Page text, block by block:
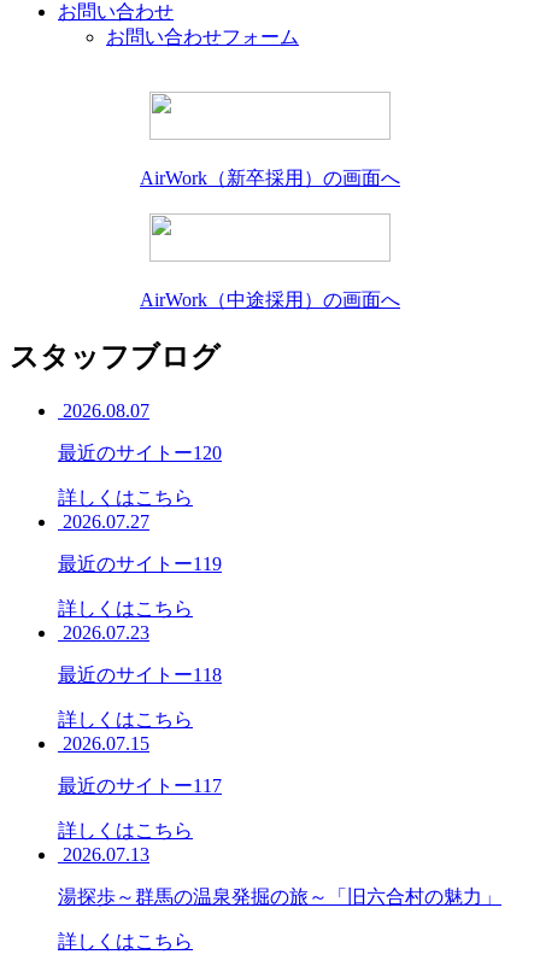
お問い合わせ
お問い合わせフォーム
AirWork（新卒採用）の画面へ
AirWork（中途採用）の画面へ
スタッフブログ
2026.08.07
最近のサイトー120
詳しくはこちら
2026.07.27
最近のサイトー119
詳しくはこちら
2026.07.23
最近のサイトー118
詳しくはこちら
2026.07.15
最近のサイトー117
詳しくはこちら
2026.07.13
湯探歩～群馬の温泉発掘の旅～「旧六合村の魅力」
詳しくはこちら